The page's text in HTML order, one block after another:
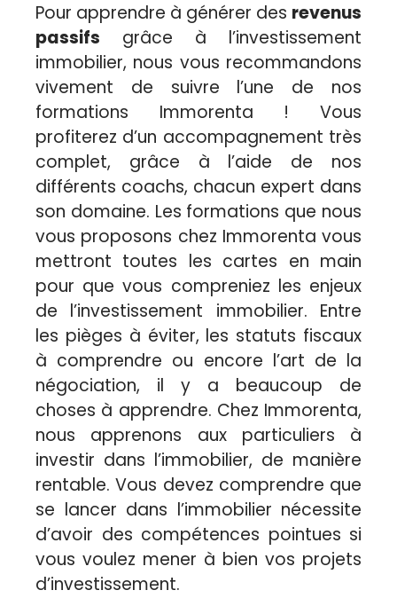
Pour apprendre à générer des revenus
passifs grâce à l’investissement
immobilier, nous vous recommandons
vivement de suivre l’une de nos
formations Immorenta ! Vous
profiterez d’un accompagnement très
complet, grâce à l’aide de nos
différents coachs, chacun expert dans
son domaine. Les formations que nous
vous proposons chez Immorenta vous
mettront toutes les cartes en main
pour que vous compreniez les enjeux
de l’investissement immobilier. Entre
les pièges à éviter, les statuts fiscaux
à comprendre ou encore l’art de la
négociation, il y a beaucoup de
choses à apprendre. Chez Immorenta,
nous apprenons aux particuliers à
investir dans l’immobilier, de manière
rentable. Vous devez comprendre que
se lancer dans l’immobilier nécessite
d’avoir des compétences pointues si
vous voulez mener à bien vos projets
d’investissement.